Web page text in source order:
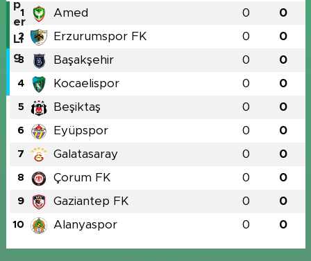
1 Amed 0 0
2 Erzurumspor FK 0 0
3 Başakşehir 0 0
4 Kocaelispor 0 0
5 Beşiktaş 0 0
6 Eyüpspor 0 0
7 Galatasaray 0 0
8 Çorum FK 0 0
9 Gaziantep FK 0 0
10 Alanyaspor 0 0